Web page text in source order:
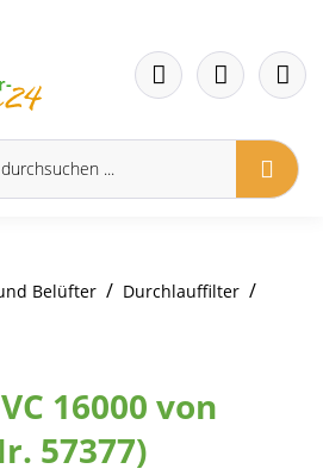
Belüfter / Durchlauffilter /
16000 von
57377)